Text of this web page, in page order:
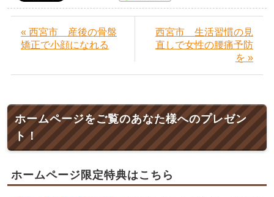
« 西宮市 産後の骨盤
矯正で小顔になれる
西宮市 生活習慣の見
直しで女性の腰痛予防
を »
ホームページをご覧のあなた様へのプレゼン
ト！
ホームページ限定特典はこちら